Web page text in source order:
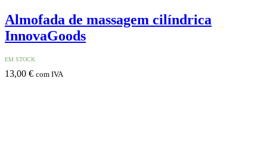
Almofada de massagem cilíndrica
InnovaGoods
EM STOCK
13,00 € com IVA